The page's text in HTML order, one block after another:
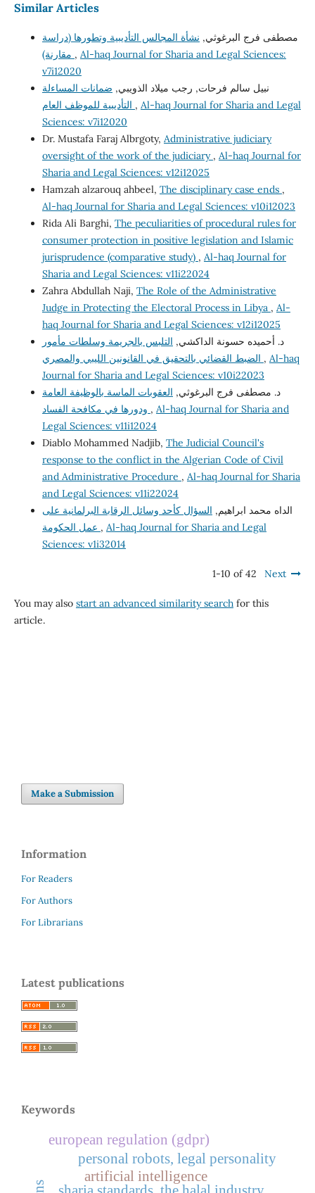
Similar Articles
مصطفى فرج البرغوثي, نشأة المجالس التأديبية وتطورها (دراسة
, Al-haq Journal for Sharia and Legal Sciences:
v7i12020
نبيل سالم فرحات, رجب ميلاد الذويبي, ضمانات المساءلة
, Al-haq Journal for Sharia and Legal
Sciences: v7i12020
Dr. Mustafa Faraj Albrgoty, Administrative judiciary
oversight of the work of the judiciary , Al-haq Journal for
Sharia and Legal Sciences: v12i12025
Hamzah alzarouq ahbeel, The disciplinary case ends ,
Al-haq Journal for Sharia and Legal Sciences: v10i12023
Rida Ali Barghi, The peculiarities of procedural rules for
consumer protection in positive legislation and Islamic
jurisprudence (comparative study) , Al-haq Journal for
Sharia and Legal Sciences: v11i22024
Zahra Abdullah Naji, The Role of the Administrative
Judge in Protecting the Electoral Process in Libya , Al-
haq Journal for Sharia and Legal Sciences: v12i12025
د. أحميده حسونة الداكشي, التلبس بالجريمة وسلطات مأمور
, Al-haq
Journal for Sharia and Legal Sciences: v10i22023
د. مصطفى فرج البرغوثي, العقوبات الماسة بالوظيفة العامة
, Al-haq Journal for Sharia and
Legal Sciences: v11i12024
Diablo Mohammed Nadjib, The Judicial Council's
response to the conflict in the Algerian Code of Civil
and Administrative Procedure , Al-haq Journal for Sharia
and Legal Sciences: v11i22024
الداه محمد ابراهيم, السؤال كأحد وسائل الرقابة البرلمانية على
, Al-haq Journal for Sharia and Legal
Sciences: v1i32014
1-10 of 42 Next
You may also start an advanced similarity searchfor this
article.
Make a Submission
Information
For Readers
For Authors
For Librarians
Latest publications
Keywords
artificial intelligence
personal robots, legal personality
european regulation (gdpr)